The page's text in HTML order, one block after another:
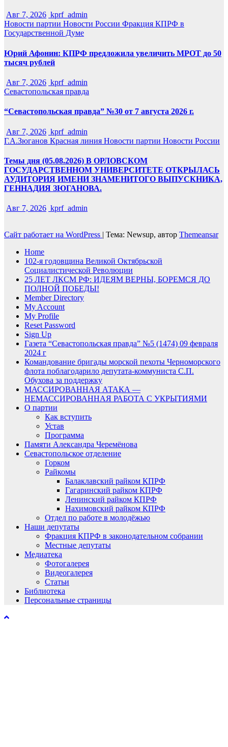
Авг 7, 2026 kprf_admin
Новости партии Новости России Фракция КПРФ в
Государственной Думе
Юрий Афонин: КПРФ предложила увеличить МРОТ до 50
тысяч рублей
Авг 7, 2026 kprf_admin
Севастопольская правда
“Севастопольская правда” №30 от 7 августа 2026 г.
Авг 7, 2026 kprf_admin
Г.А.Зюганов Красная линия Новости партии Новости России
Темы дня (05.08.2026) В ОРЛОВСКОМ
ГОСУДАРСТВЕННОМ УНИВЕРСИТЕТЕ ОТКРЫЛАСЬ
АУДИТОРИЯ ИМЕНИ ЗНАМЕНИТОГО ВЫПУСКНИКА,
ГЕННАДИЯ ЗЮГАНОВА.
Авг 7, 2026 kprf_admin
Сайт работает на WordPress | Тема: Newsup, автор Themeansar
Home
102-я годовщина Великой Октябрьской
Социалистической Революции
25 ЛЕТ ЛКСМ РФ: ИДЕЯМ ВЕРНЫ, БОРЕМСЯ ДО
ПОЛНОЙ ПОБЕДЫ!
Member Directory
My Account
My Profile
Reset Password
Sign Up
Газета “Севастопольская правда” №5 (1474) 09 февраля
2024 г
Командование бригады морской пехоты Черноморского
флота поблагодарило депутата-коммуниста С.П.
Обухова за поддержку
МАССИРОВАННАЯ АТАКА —
НЕМАССИРОВАННАЯ РАБОТА С УКРЫТИЯМИ
О партии
Как вступить
Устав
Программа
Памяти Александра Черемёнова
Севастопольское отделение
Горком
Райкомы
Балаклавский райком КПРФ
Гагаринский райком КПРФ
Ленинский райком КПРФ
Нахимовский райком КПРФ
Отдел по работе в молодёжью
Наши депутаты
Фракция КПРФ в законодательном собрании
Местные депутаты
Медиатека
Фотогалерея
Видеогалерея
Статьи
Библиотека
Персональные страницы